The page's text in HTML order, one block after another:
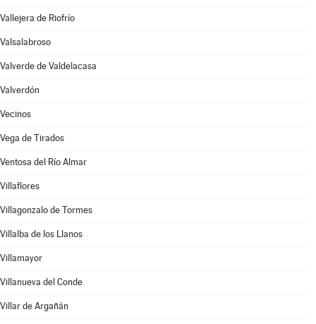
Vallejera de Riofrío
Valsalabroso
Valverde de Valdelacasa
Valverdón
Vecinos
Vega de Tirados
Ventosa del Río Almar
Villaflores
Villagonzalo de Tormes
Villalba de los Llanos
Villamayor
Villanueva del Conde
Villar de Argañán